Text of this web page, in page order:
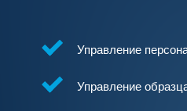
Управление
Управление